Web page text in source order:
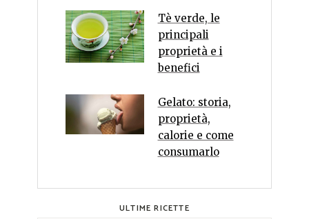
Tè verde, le
principali
proprietà e i
benefici
Gelato: storia,
proprietà,
calorie e come
consumarlo
ULTIME RICETTE